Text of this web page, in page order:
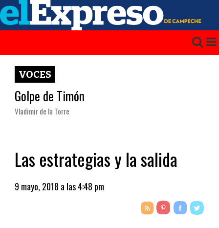
VOCES
Golpe de Timón
Vladimir de la Torre
Las estrategias y la salida
9 mayo, 2018 a las 4:48 pm